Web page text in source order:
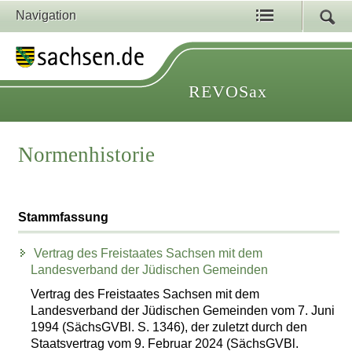
Navigation
REVOSax
Normenhistorie
Stammfassung
Vertrag des Freistaates Sachsen mit dem
Landesverband der Jüdischen Gemeinden
Vertrag des Freistaates Sachsen mit dem
Landesverband der Jüdischen Gemeinden vom 7. Juni
1994 (SächsGVBl. S. 1346), der zuletzt durch den
Staatsvertrag vom 9. Februar 2024 (SächsGVBl.